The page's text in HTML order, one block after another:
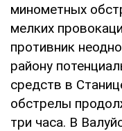
минометных
мелких
противник
району
средств в
обстрелы
три часа. В